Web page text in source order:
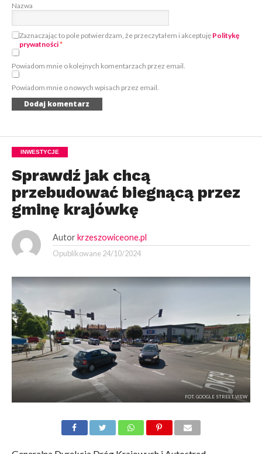
Nazwa
Zaznaczając to pole potwierdzam, że przeczytałem i akceptuję Politykę
prywatności*
Powiadom mnie o kolejnych komentarzach przez email.
Powiadom mnie o nowych wpisach przez email.
INWESTYCJE
Sprawdź jak chcą
przebudować biegnącą przez
gminę krajówkę
Autor krzeszowiceone.pl
Opublikowane 24/10/2024
FOT. GOOGLE STREET VIEW